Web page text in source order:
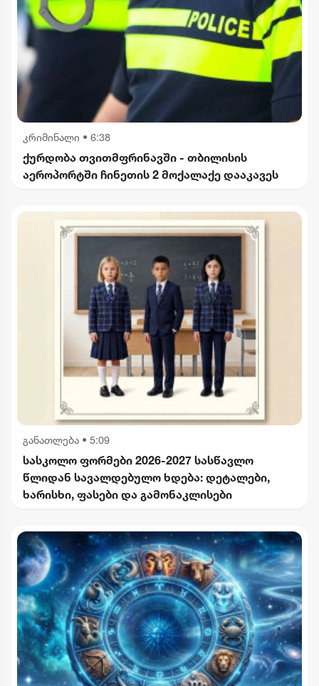
კრიმინალი • 6:38
ქურდობა თვითმფრინავში - თბილისის
აეროპორტში ჩინეთის 2 მოქალაქე დააკავეს
განათლება • 5:09
სასკოლო ფორმები 2026-2027 სასწავლო
წლიდან სავალდებულო ხდება: დეტალები,
ხარისხი, ფასები და გამონაკლისები